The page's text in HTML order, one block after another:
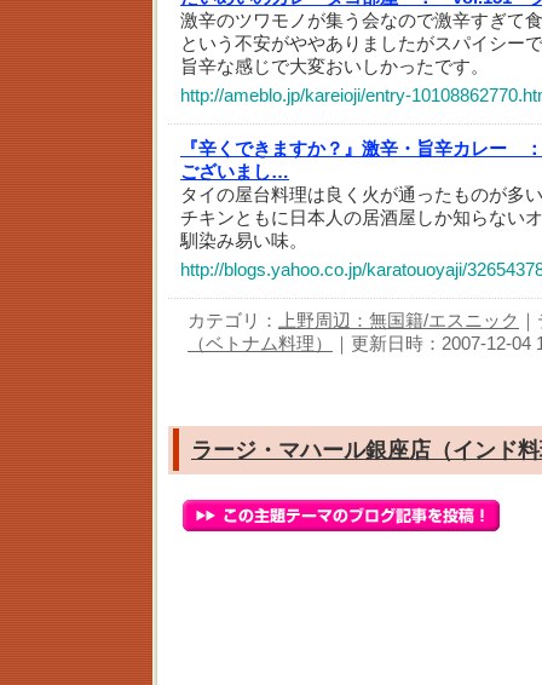
激辛のツワモノが集う会なので激辛すぎて
という不安がややありましたがスパイシー
旨辛な感じで大変おいしかったです。
http://ameblo.jp/kareioji/entry-
『辛くできますか？』激辛・旨辛カレー ：
ございまし…
タイの屋台料理は良く火が通ったものが多
チキンともに日本人の居酒屋しか知らない
馴染み易い味。
http://blogs.yahoo.co.jp/karatouoyaji/
カテゴリ： 上野周辺：無国籍/エスニック
（ベトナム料理）
｜更新日時：2007-12-04
ラージ・マハール銀座店（インド